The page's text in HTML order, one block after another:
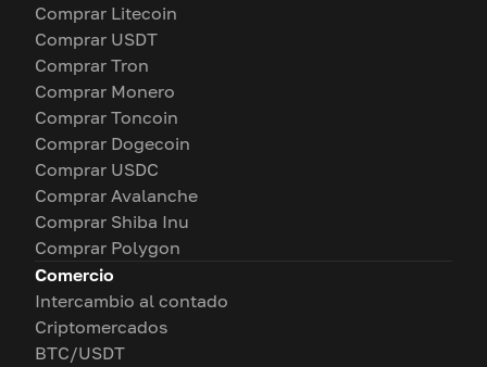
Comprar Litecoin
Comprar USDT
Comprar Tron
Comprar Monero
Comprar Toncoin
Comprar Dogecoin
Comprar USDC
Comprar Avalanche
Comprar Shiba Inu
Comprar Polygon
Comercio
Intercambio al contado
Criptomercados
BTC/USDT